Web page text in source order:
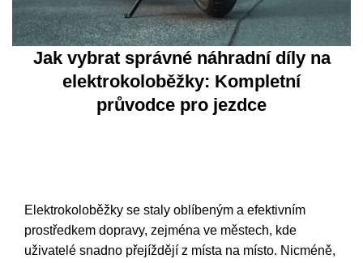
Jak vybrat správné náhradní díly na
elektrokoloběžky: Kompletní
průvodce pro jezdce
Elektrokoloběžky se staly oblíbeným a efektivním
prostředkem dopravy, zejména ve městech, kde
uživatelé snadno přejíždějí z místa na místo. Nicméně,